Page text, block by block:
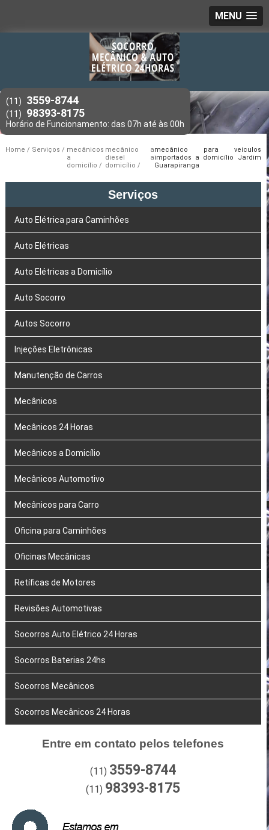
MENU
(11) 3559-8744
(11) 98393-8175
Home Serviços
mecânicos
a
domicílio
mecânico a
diesel a
domicílio
mecânico para veículos
importados a domicílio Jardim
Guarapiranga
Serviços
Auto Elétrica para Caminhões
Auto Elétricas
Auto Elétricas a Domicílio
Auto Socorro
Autos Socorro
Injeções Eletrônicas
Manutenção de Carros
Mecânicos
Mecânicos 24 Horas
Mecânicos a Domicílio
Mecânicos Automotivo
Mecânicos para Carro
Oficina para Caminhões
Oficinas Mecânicas
Retíficas de Motores
Revisões Automotivas
Socorros Auto Elétrico 24 Horas
Socorros Baterias 24hs
Socorros Mecânicos
Socorros Mecânicos 24 Horas
Entre em contato pelos telefones
(11) 3559-8744
(11) 98393-8175